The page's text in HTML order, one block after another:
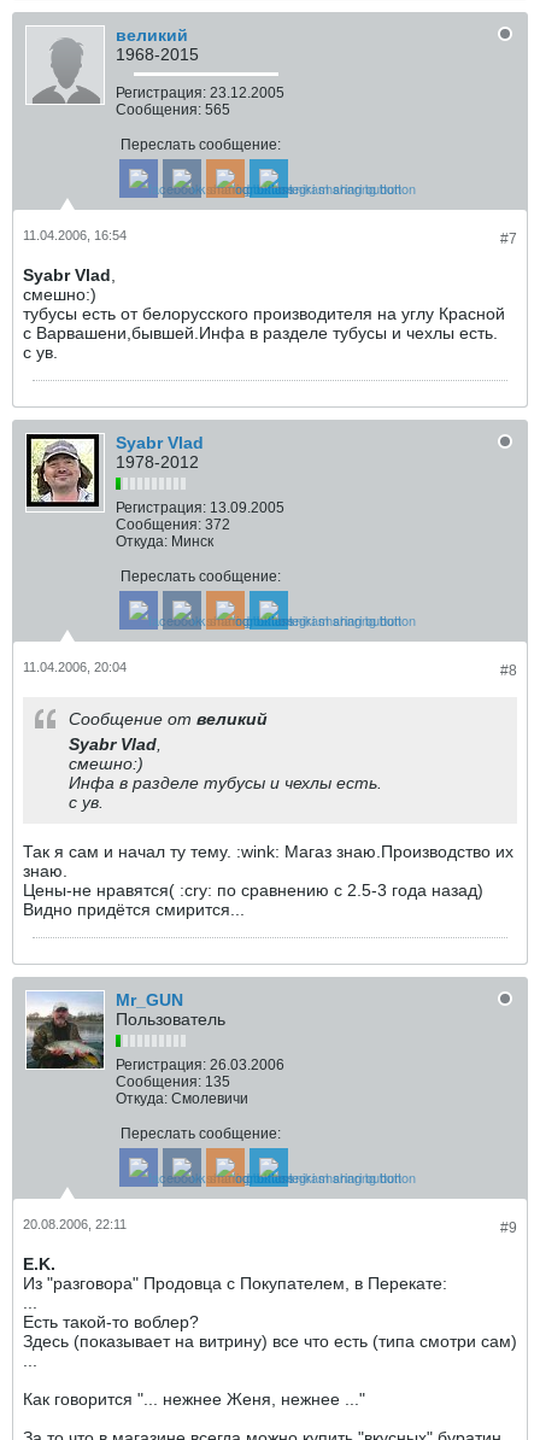
великий
1968-2015
Регистрация: 23.12.2005
Сообщения: 565
Переслать сообщение:
#7
11.04.2006, 16:54
Syabr Vlad
смешно:)
тубусы есть от белорусского производителя на углу Красной
с Варвашени,бывшей.Инфа в разделе тубусы и чехлы есть.
с ув.
Syabr Vlad
1978-2012
Регистрация: 13.09.2005
Сообщения: 372
Откуда: Минск
Переслать сообщение:
#8
11.04.2006, 20:04
Сообщение от великий
Syabr Vlad
смешно:)
Инфа в разделе тубусы и чехлы есть.
с ув.
Так я сам и начал ту тему. :wink: Магаз знаю.Производство их
знаю.
Цены-не нравятся( :cry: по сравнению с 2.5-3 года назад)
Видно придётся смирится...
Mr_GUN
Пользователь
Регистрация: 26.03.2006
Сообщения: 135
Откуда: Смолевичи
Переслать сообщение:
#9
20.08.2006, 22:11
E.K.
Из "разговора" Продовца с Покупателем, в Перекате:
Есть такой-то воблер?
Здесь (показывает на витрину) все что есть (типа смотри сам)
Как говорится "... нежнее Женя, нежнее ..."